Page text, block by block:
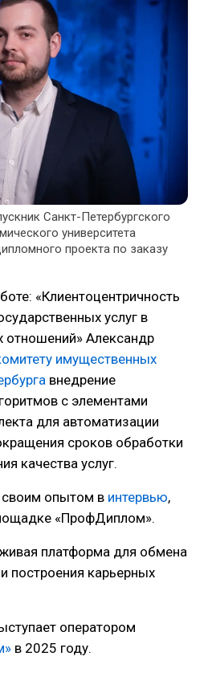
Санкт-Петербургского
университета
проекта по заказу
«Клиентоцентричность
услуг в
Александр
имущественных
внедрение
с элементами
для автоматизации
сроков обработки
качества услуг.
своим опытом в интервью,
«ПрофДиплом».
платформа для обмена
построения карьерных
оператором
в 2025 году.